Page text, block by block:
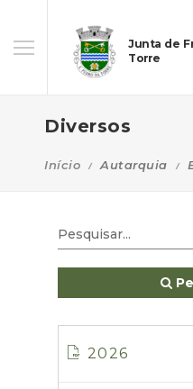
Junta de
Torre
Diversos
Início Autarquia
2026